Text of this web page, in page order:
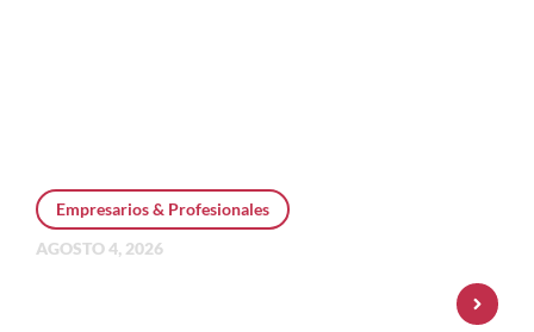
Empresarios & Profesionales
AGOSTO 4, 2026